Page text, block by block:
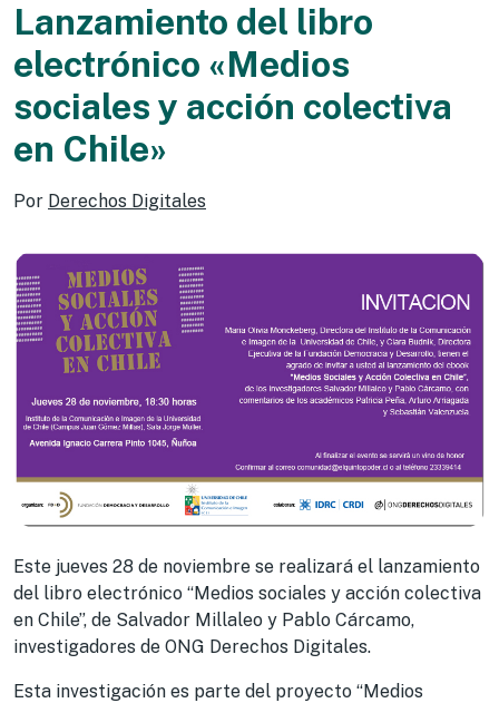
Lanzamiento del libro
electrónico «Medios
sociales y acción colectiva
en Chile»
Por Derechos Digitales
Este jueves 28 de noviembre se realizará el lanzamiento
del libro electrónico “Medios sociales y acción colectiva
en Chile”, de Salvador Millaleo y Pablo Cárcamo,
investigadores de ONG Derechos Digitales.
Esta investigación es parte del proyecto “Medios